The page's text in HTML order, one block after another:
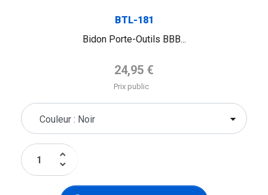
BTL-181
Bidon Porte-Outils BBB...
Prix de base
24,95 €
Prix public
keyboard_arrow_up
keyboard_arrow_down